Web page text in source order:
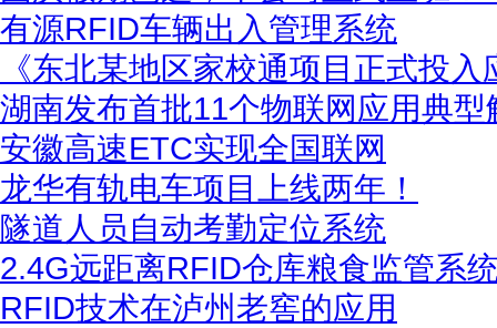
有源RFID车辆出入管理系统
《东北某地区家校通项目正式投入
湖南发布首批11个物联网应用典型
安徽高速ETC实现全国联网
龙华有轨电车项目上线两年！
隧道人员自动考勤定位系统
2.4G远距离RFID仓库粮食监管系
RFID技术在泸州老窖的应用